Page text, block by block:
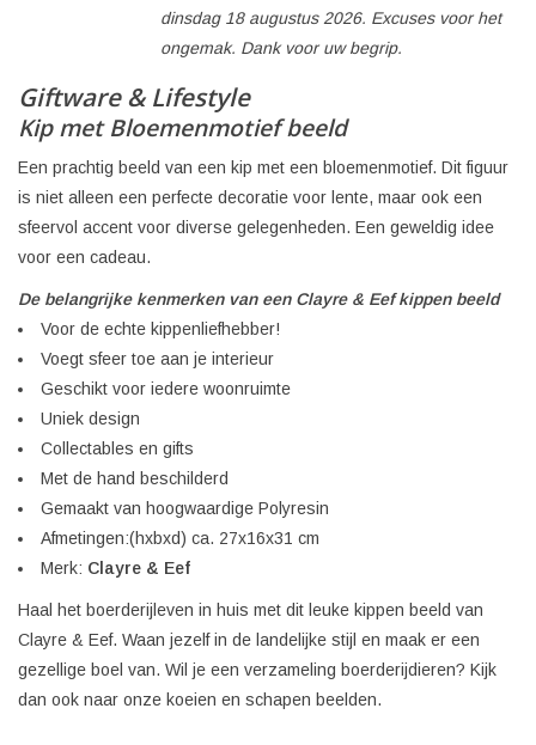
dinsdag 18 augustus 2026. Excuses voor het
ongemak. Dank voor uw begrip.
Giftware & Lifestyle
Kip met Bloemenmotief beeld
Een prachtig beeld van een kip met een bloemenmotief. Dit figuur
is niet alleen een perfecte decoratie voor lente, maar ook een
sfeervol accent voor diverse gelegenheden. Een geweldig idee
voor een cadeau.
De belangrijke kenmerken van een Clayre & Eef kippen beeld
Voor de echte kippenliefhebber!
Voegt sfeer toe aan je interieur
Geschikt voor iedere woonruimte
Uniek design
Collectables en gifts
Met de hand beschilderd
Gemaakt van hoogwaardige Polyresin
Afmetingen:(hxbxd) ca. 27x16x31 cm
Merk: Clayre & Eef
Haal het boerderijleven in huis met dit leuke kippen beeld van
Clayre & Eef. Waan jezelf in de landelijke stijl en maak er een
gezellige boel van. Wil je een verzameling boerderijdieren? Kijk
dan ook naar onze koeien en schapen beelden.